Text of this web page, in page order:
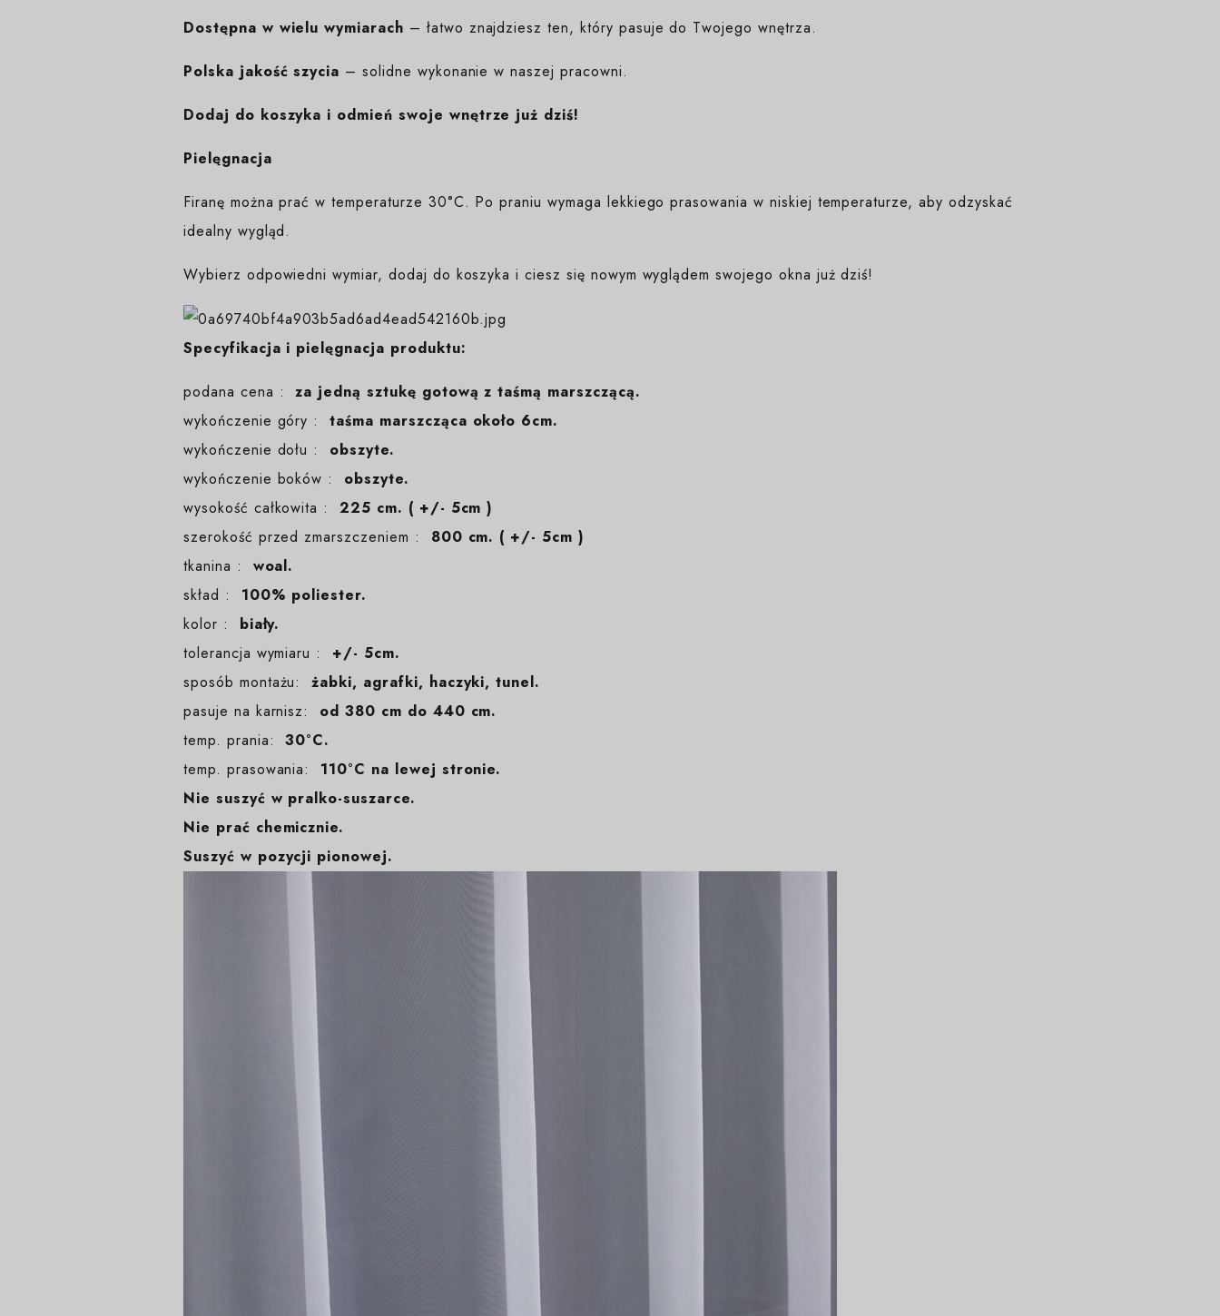
Dostępna w wielu wymiarach – łatwo znajdziesz ten, który pasuje do Twojego wnętrza.
Polska jakość szycia – solidne wykonanie w naszej pracowni.
Dodaj do koszyka i odmień swoje wnętrze już dziś!
Pielęgnacja
Firanę można prać w temperaturze 30°C. Po praniu wymaga lekkiego prasowania w niskiej temperaturze, aby odzyskać
idealny wygląd.
Wybierz odpowiedni wymiar, dodaj do koszyka i ciesz się nowym wyglądem swojego okna już dziś!
Specyfikacja i pielęgnacja produktu:
podana cena :za jedną sztukę gotową z taśmą marszczącą.
wykończenie góry :taśma marszcząca około 6cm.
wykończenie dołu : obszyte.
wykończenie boków : obszyte.
wysokość całkowita :225 cm. ( +/- 5cm )
szerokość przed zmarszczeniem : 800 cm. ( +/- 5cm )
tkanina : woal.
skład : 100% poliester.
kolor : biały.
tolerancja wymiaru :
+/- 5cm.
sposób montażu:żabki, agrafki, haczyki, tunel.
pasuje na karnisz: od 380 cm do 440 cm.
temp. prania:30°C.
temp. prasowania: 110°C na lewej stronie.
Nie suszyć w pralko-suszarce.
Nie prać chemicznie.
Suszyć w pozycji pionowej.